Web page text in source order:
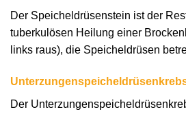
Der Speicheldrüsenstein ist der
tuberkulösen Heilung einer
links raus), die Speicheldrüsen
Der